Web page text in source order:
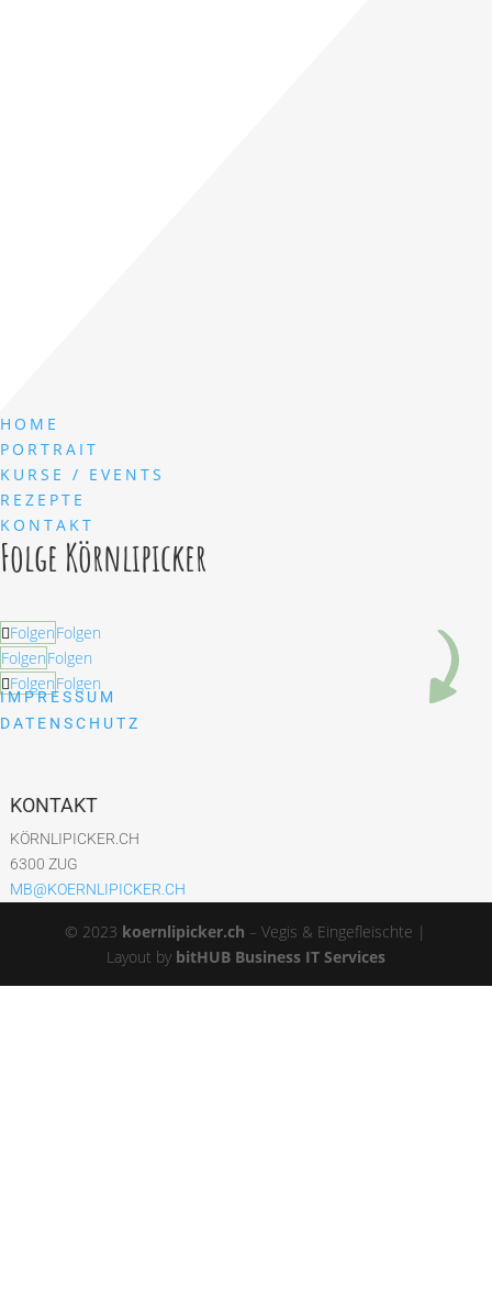
HOME
PORTRAIT
KURSE / EVENTS
REZEPTE
KONTAKT
Folge Körnlipicker
FolgenFolgen
FolgenFolgen
FolgenFolgen
IMPRESSUM
DATENSCHUTZ
KONTAKT
KÖRNLIPICKER.CH
6300 ZUG
MB@KOERNLIPICKER.CH
© 2023 koernlipicker.ch – Vegis & Eingefleischte |
Layout by bitHUB Business IT Services